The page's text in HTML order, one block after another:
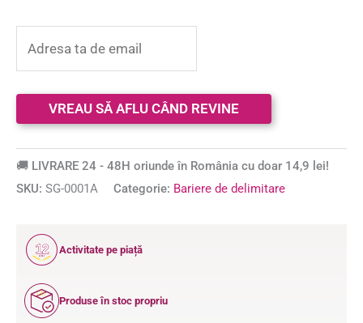
🚚 LIVRARE 24 - 48H oriunde în România cu doar 14,9 lei!
SKU: SG-0001A Categorie: Bariere de delimitare
12
ANI
Activitate pe piață
Produse în stoc propriu